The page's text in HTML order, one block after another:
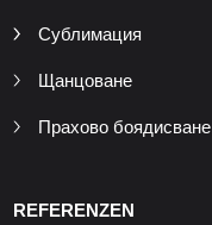
Сублимация
Щанцоване
Прахово боядисване
REFERENZEN